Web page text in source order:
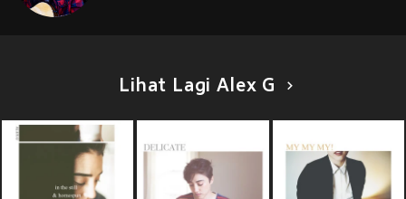
Lihat Lagi Alex G